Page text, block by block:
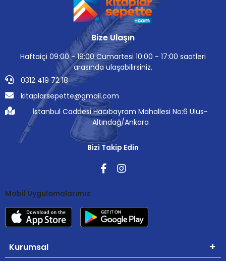
Bize Ulaşın
Haftaiçi 09:00 - 19:00 Cumartesi 10:00 - 17:00 saatleri
arasında ulaşabilirsiniz.
0312 419 72 18
kitaplarsepette@gmail.com
İstanbul Caddesi Hacıbayram Mahallesi No:6 Ulus-
Altındağ/Ankara
Bizi Takip Edin
Mobil Uygulamalarımız
Kurumsal